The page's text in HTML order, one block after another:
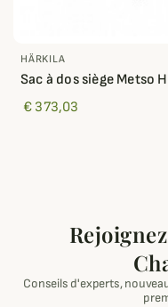
HÄRKILA
Sac à dos siège Metso
€ 373,03
Conseils d'experts,